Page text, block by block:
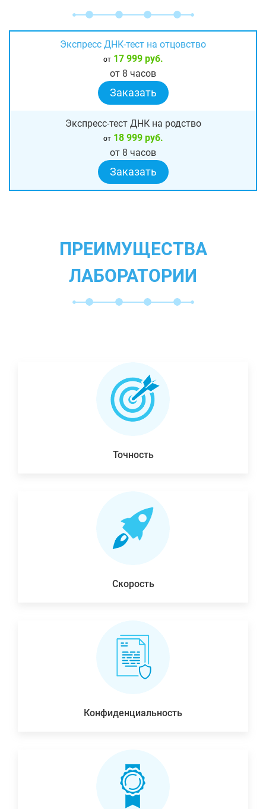
Экспресс ДНК-тест на отцовство
от17 999 руб.
от 8 часов
Заказать
Экспресс-тест ДНК на родство
от18 999 руб.
от 8 часов
Заказать
ПРЕИМУЩЕСТВА
ЛАБОРАТОРИИ
Точность
Скорость
Конфиденциальность